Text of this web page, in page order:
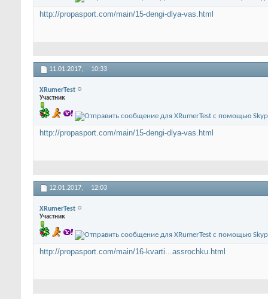
http://propasport.com/main/15-dengi-dlya-vas.html
11.01.2017, 10:33
XRumerTest
Участник
http://propasport.com/main/15-dengi-dlya-vas.html
12.01.2017, 12:03
XRumerTest
Участник
http://propasport.com/main/16-kvarti...assrochku.html